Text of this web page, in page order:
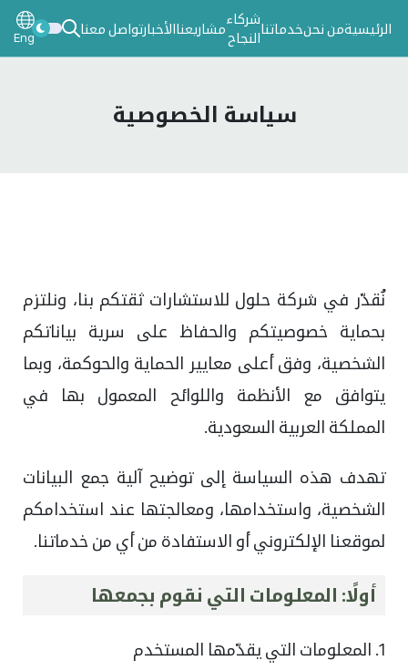
الرئيسيةمن نحنخدماتنا
شركاء
النجاح
مشاريعناالأخبارتواصل معنا
Eng
سياسة الخصوصية
نُقدّر في شركة حلول للاستشارات ثقتكم بنا، ونلتزم
بحماية خصوصيتكم والحفاظ على سرية بياناتكم
الشخصية، وفق أعلى معايير الحماية والحوكمة، وبما
يتوافق مع الأنظمة واللوائح المعمول بها في
المملكة العربية السعودية.
تهدف هذه السياسة إلى توضيح آلية جمع البيانات
الشخصية، واستخدامها، ومعالجتها عند استخدامكم
لموقعنا الإلكتروني أو الاستفادة من أي من خدماتنا.
أولًا: المعلومات التي نقوم بجمعها
1. المعلومات التي يقدّمها المستخدم